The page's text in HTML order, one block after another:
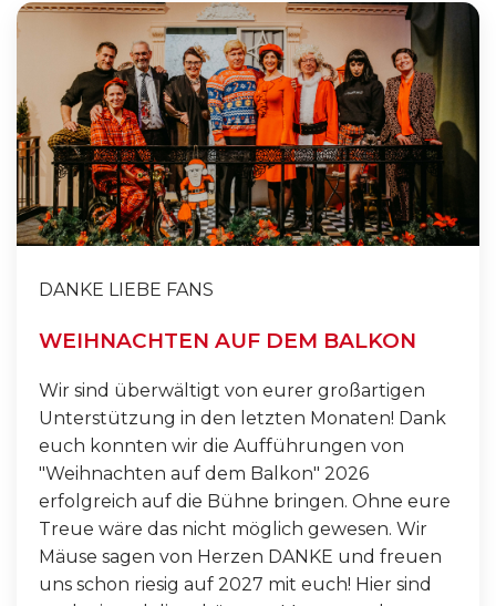
DANKE LIEBE FANS
WEIHNACHTEN AUF DEM BALKON
Wir sind überwältigt von eurer großartigen
Unterstützung in den letzten Monaten! Dank
euch konnten wir die Aufführungen von
"Weihnachten auf dem Balkon" 2026
erfolgreich auf die Bühne bringen. Ohne eure
Treue wäre das nicht möglich gewesen. Wir
Mäuse sagen von Herzen DANKE und freuen
uns schon riesig auf 2027 mit euch! Hier sind